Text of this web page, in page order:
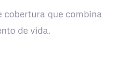
cobertura que combina
de vida.